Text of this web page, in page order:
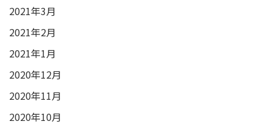
2021年3月
2021年2月
2021年1月
2020年12月
2020年11月
2020年10月